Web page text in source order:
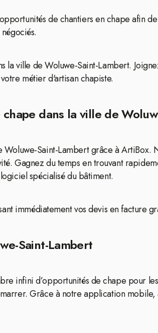
de chantiers en chape afin
la ville de Woluwe-Saint-Lambert.
métier d'artisan chapiste.
dans la ville de
Saint-Lambert grâce à
Gagnez du temps en trouvant
spécialisé du bâtiment.
immédiatement vos devis en facture
Saint-Lambert
infini d’opportunités de chape pour
Grâce à notre application